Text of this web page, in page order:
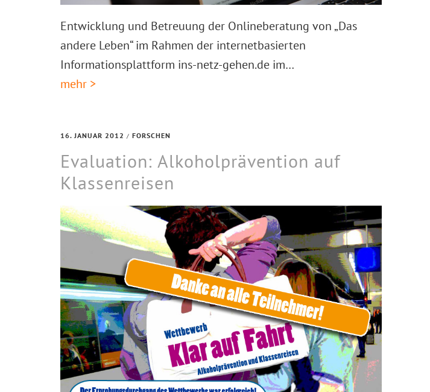
Entwicklung und Betreuung der Onlineberatung von „Das
andere Leben“ im Rahmen der internetbasierten
Informationsplattform ins-netz-gehen.de im…
mehr >
16. JANUAR 2012 / FORSCHEN
Evaluation: Alkoholprävention auf
Klassenreisen